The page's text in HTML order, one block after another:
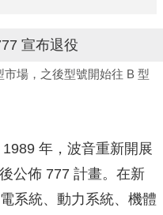
市場，之後型號開始往 B 型
年，波音重新開展
公佈 777 計畫。在新
系統、動力系統、機體